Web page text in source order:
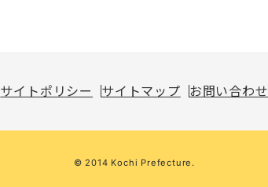
サイトポリシー サイトマップ お問い合わせ
© 2014 Kochi Prefecture.